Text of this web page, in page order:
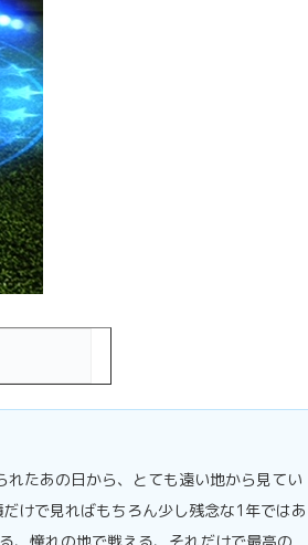
たあの日から、とても遠い地から見てい
けで見ればもちろん少し残念な1年ではあ